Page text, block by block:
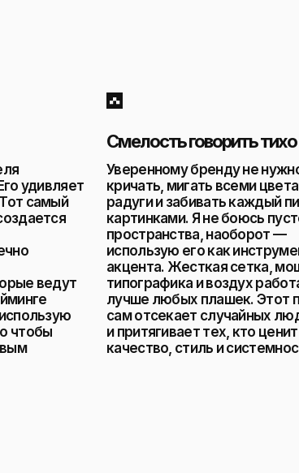
удивляет
самый
ведут
чтобы
Уверенному бренду не
кричать, мигать всеми
радуги и забивать каждый
картинками. Я не боюсь
пространства, наоборот —
использую его как
акцента. Жесткая сетка,
типографика и воздух
лучше любых плашек. Этот
сам отсекает случайных
и притягивает тех, кто ценит
качество, стиль и
Смелость говорить тихо